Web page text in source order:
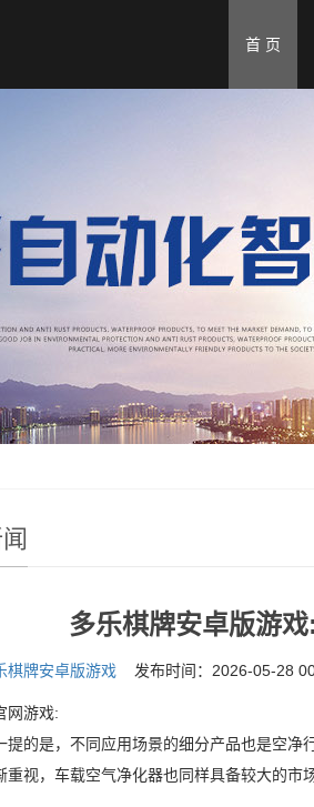
首 页
多乐棋牌安卓版游
棋牌安卓版游戏发布时间：2026-05-28
网游戏:
是，不同应用场景的细分产品也是空净
重视，车载空气净化器也同样具备较大的市